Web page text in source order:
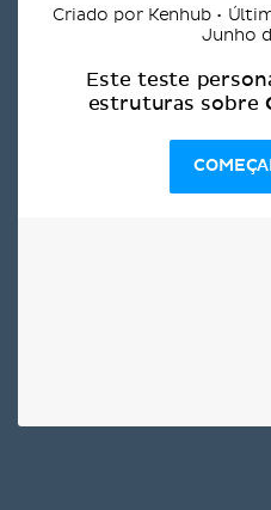
Criado por Kenhub •
Junho
Este teste
estruturas sobre